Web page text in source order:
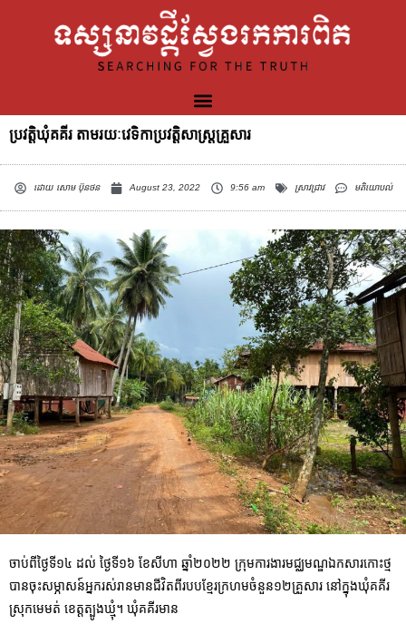
ប្រវត្តិឃុំគគីរ តាមរយៈវេទិកាប្រវត្តិសាស្រ្តគ្រួសារ
ដោយសោម ប៊ុនថន August 23, 2022 9:56 am ស្រាវជ្រាវ មតិយោបល់
ចាប់ពីថ្ងៃទី១៤ ដល់ ថ្ងៃទី១៦ ខែសីហា ឆ្នាំ២០២២ ក្រុមការងារមជ្ឈមណ្ឌឯកសារកោះថ្ម
បានចុះសម្ភាសន៍អ្នករស់រានមានជីវិតពីរបបខ្មែរក្រហមចំនួន១២គ្រួសារ នៅក្នុងឃុំគគីរ
ស្រុកមេមត់ ខេត្តត្បូងឃ្មុំ។ ឃុំគគីរមាន